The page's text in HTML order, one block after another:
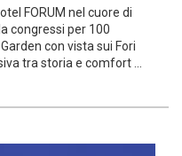
FORUM nel cuore di
congressi per 100
con vista sui Fori
tra storia e comfort ...